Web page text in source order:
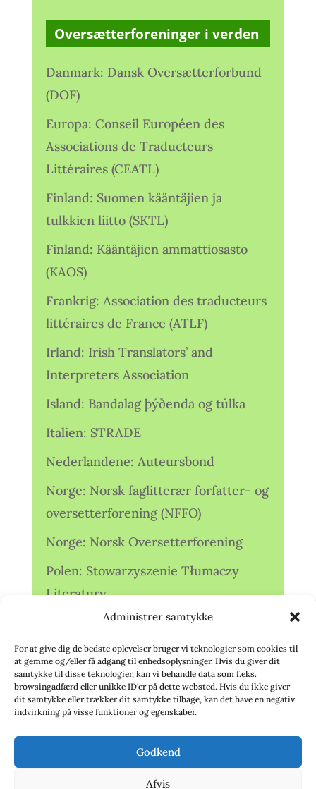
Administrer samtykke
For at give dig de bedste oplevelser bruger vi teknologier som cookies til
at gemme og/eller få adgang til enhedsoplysninger. Hvis du giver dit
samtykke til disse teknologier, kan vi behandle data som f.eks.
browsingadfærd eller unikke ID'er på dette websted. Hvis du ikke giver
dit samtykke eller trækker dit samtykke tilbage, kan det have en negativ
indvirkning på visse funktioner og egenskaber.
Godkend
Afvis
Oversætterforeninger i verden
Danmark: Dansk Oversætterforbund
(DOF)
Europa: Conseil Européen des
Associations de Traducteurs
Littéraires (CEATL)
Finland: Suomen kääntäjien ja
tulkkien liitto (SKTL)
Finland: Kääntäjien ammattiosasto
(KAOS)
Frankrig: Association des traducteurs
littéraires de France (ATLF)
Irland: Irish Translators’ and
Interpreters Association
Island: Bandalag þýðenda og túlka
Italien: STRADE
Nederlandene: Auteursbond
Norge: Norsk faglitterær forfatter- og
oversetterforening (NFFO)
Norge: Norsk Oversetterforening
Polen: Stowarzyszenie Tłumaczy
Literatury
Storbritannien: Translators
Association (TA)
Sverige: Översättarsektionen (Ö.)
Sverige: Översättarcentrum (ÖC)
deutschsprachiger Übersetzer (VdÜ)